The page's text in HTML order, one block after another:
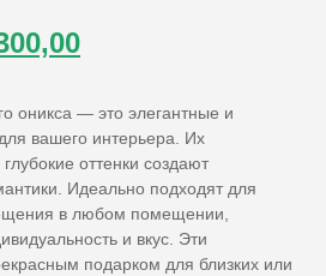
оникса — это элегантные и
вашего интерьера. Их
оттенки создают
Идеально подходят для
в любом помещении,
и вкус. Эти
подарком для близких или